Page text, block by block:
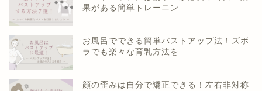
果がある簡単トレーニン...
お風呂でできる簡単バストアップ法！ズボ
ラでも楽々な育乳方法を...
顔の歪みは自分で矯正できる！左右非対称